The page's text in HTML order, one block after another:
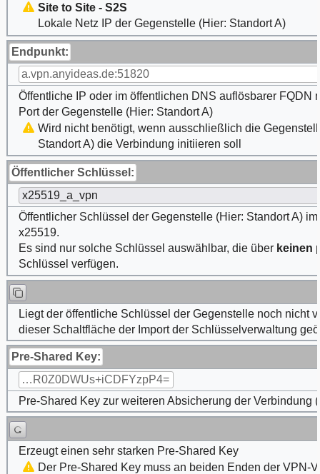
Site to Site - S2S
Lokale Netz IP der Gegenstelle (Hier: Standort A)
Endpunkt:
a.vpn.anyideas.de:51820
Öffentliche IP oder im öffentlichen DNS auflösbarer FQDN
Port der Gegenstelle (Hier: Standort A)
Wird nicht benötigt, wenn ausschließlich die
Standort A) die Verbindung initiieren soll
Öffentlicher Schlüssel:
x25519_a_vpn
Öffentlicher Schlüssel der Gegenstelle (Hier: Standort A)
x25519.
Es sind nur solche Schlüssel auswählbar, die über keinen
Schlüssel verfügen.
Liegt der öffentliche Schlüssel der Gegenstelle noch nicht
dieser Schaltfläche der Import der Schlüsselverwaltung
Pre-Shared Key:
…R0Z0DWUs+iCDFYzpP4=
Pre-Shared Key zur weiteren Absicherung der Verbindung
Erzeugt einen sehr starken Pre-Shared Key
Der Pre-Shared Key muss an beiden Enden der VPN-